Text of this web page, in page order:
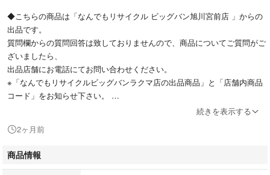
◆こちらの商品は「なんでもリサイクル ビッグバン旭川宮前店 」からの
出品です。
質問欄からの質問回答は致しておりませんので、商品についてご質問がご
ざいましたら、
出品店舗にお電話にてお問い合わせください。
※「なんでもリサイクルビッグバンラクマ店の出品商品」と「店舗内商品
コード」をお知らせ下さい。
【店舗内商品コード】1017004878756
【メーカー】VICTORINOX/ビクトリノックス
続きを表示する
2ヶ月前
商品情報